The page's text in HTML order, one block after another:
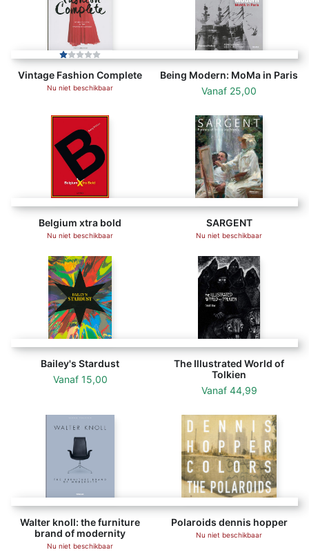
Vintage Fashion Complete
Nu niet beschikbaar
Being Modern: MoMa in Paris
Vanaf 25,00
Belgium xtra bold
Nu niet beschikbaar
SARGENT
Nu niet beschikbaar
Bailey's Stardust
Vanaf 15,00
The Illustrated World of
Tolkien
Vanaf 44,99
Walter knoll: the furniture
brand of modernity
Nu niet beschikbaar
Polaroids dennis hopper
Nu niet beschikbaar